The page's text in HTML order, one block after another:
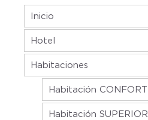
Inicio
Hotel
Habitaciones
Habitación CONFORT
Habitación SUPERIOR